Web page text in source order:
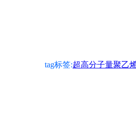
tag标签:超高分子量聚乙